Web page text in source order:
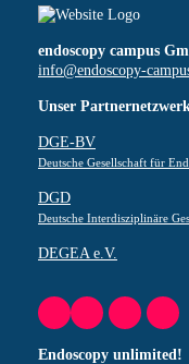
endoscopy campus
info@endoscopy-
Unser
DGE-BV
Deutsche Gesellschaft für
DGD
Deutsche Interdisziplinäre
DEGEA e.V.
Endoscopy unlimited!